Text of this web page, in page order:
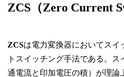
ZCS（Zero Current
ZCSは電力変換器においてスイ
トスイッチング手法である。
通電流と印加電圧の積）が理